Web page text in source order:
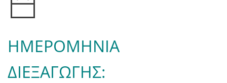
ΗΜΕΡΟΜΗΝΙΑ
ΔΙΕΞΑΓΩΓΗΣ: